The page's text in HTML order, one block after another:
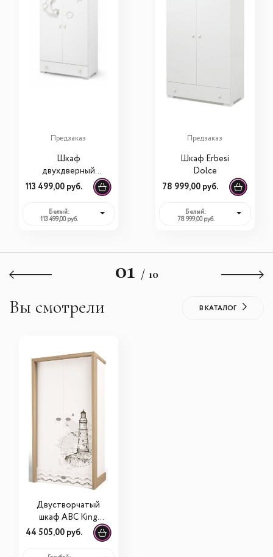
Предзаказ
Шкаф
двухдверный
Erbesi Moon
113 499,00 руб.
Белый:
113 499,00 руб.
Предзаказ
Шкаф Erbesi
Dolce
78 999,00 руб.
Белый:
78 999,00 руб.
01 / 10
Вы смотрели В КАТАЛОГ
Двустворчатый
шкаф ABC King
MIX Ocean
44 505,00 руб.